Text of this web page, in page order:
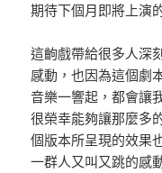
期待下個月即將上演
這齣戲帶給很多人深
感動，也因為這個劇
音樂一響起，都會讓
很榮幸能夠讓那麼多
個版本所呈現的效果
一群人又叫又跳的感